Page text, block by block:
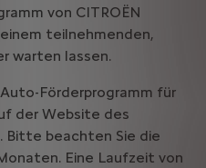
von CITROËN
teilnehmenden,
warten lassen.
Förderprogramm für
der Website des
. Bitte beachten Sie die
Eine Laufzeit von